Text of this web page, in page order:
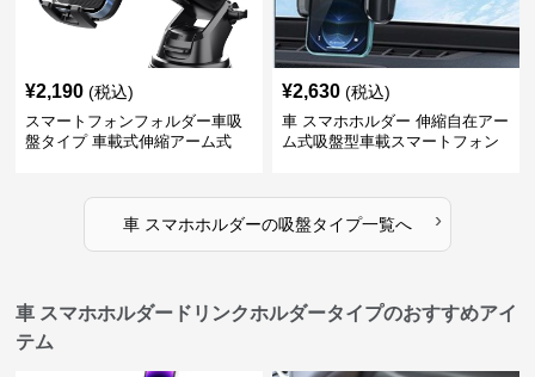
¥2,190 (税込)
スマートフォンフォルダー車吸
盤タイプ 車載式伸縮アーム式
¥2,630 (税込)
車 スマホホルダー 伸縮自在アー
ム式吸盤型車載スマートフォン
車 スマホホルダーの吸盤タイプ一覧へ ›
車 スマホホルダードリンクホルダータイプのおすすめアイ
テム